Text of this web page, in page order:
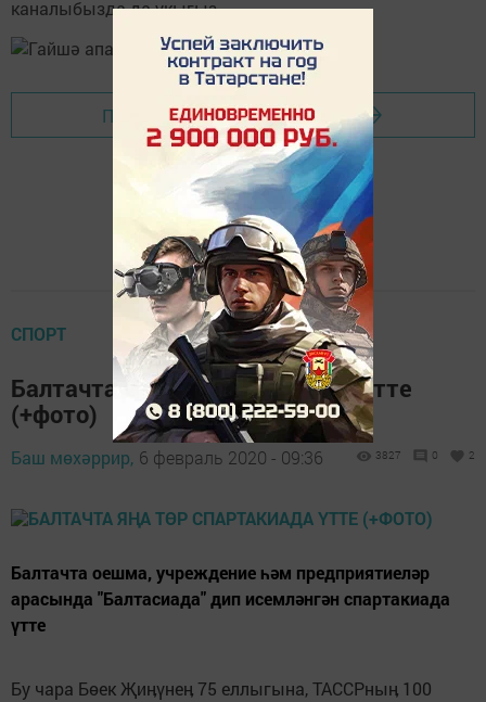
каналыбызда да укыгыз.
Перейти на страницу новости
СПОРТ
Балтачта яңа төр спартакиада үтте
(+фото)
Баш мөхәррир, 6 февраль 2020 - 09:36 3827 0 2
Балтачта оешма, учреждение һәм предприятиеләр
арасында "Балтасиада" дип исемләнгән спартакиада
үтте
Бу чара Бөек Җиӊүнеӊ 75 еллыгына, ТАССРныӊ 100